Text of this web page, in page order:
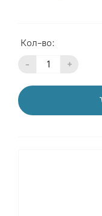
Кол-во:
- +